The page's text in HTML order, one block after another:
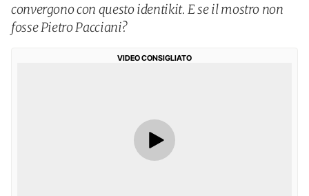
convergono con questo identikit. E se il mostro non
fosse Pietro Pacciani?
VIDEO CONSIGLIATO